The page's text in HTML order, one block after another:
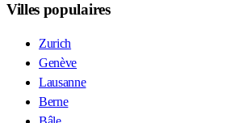
Villes populaires
Zurich
Genève
Lausanne
Berne